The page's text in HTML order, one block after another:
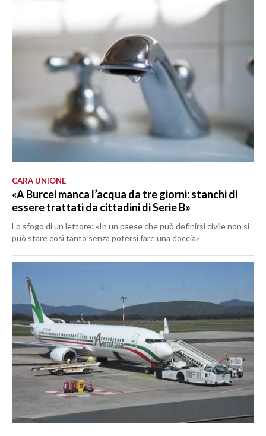
CARA UNIONE
«A Burcei manca l’acqua da tre giorni: stanchi di
essere trattati da cittadini di Serie B»
Lo sfogo di un lettore: «In un paese che può definirsi civile non si
può stare così tanto senza potersi fare una doccia»